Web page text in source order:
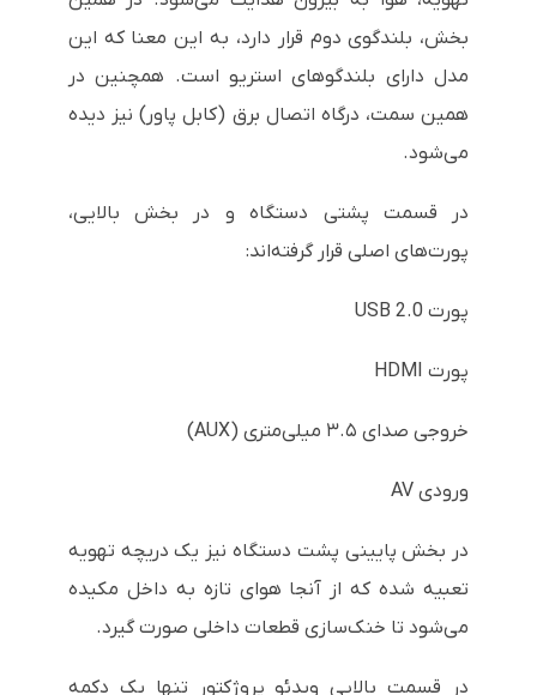
بخش، بلندگوی دوم قرار دارد، به این معنا که این
مدل دارای بلندگوهای استریو است. همچنین در
همین سمت، درگاه اتصال برق (کابل پاور) نیز دیده
می‌شود.
در قسمت پشتی دستگاه و در بخش بالایی،
پورت‌های اصلی قرار گرفته‌اند:
پورت USB 2.0
پورت HDMI
خروجی صدای ۳.۵ میلی‌متری (AUX)
ورودی AV
در بخش پایینی پشت دستگاه نیز یک دریچه تهویه
تعبیه شده که از آنجا هوای تازه به داخل مکیده
می‌شود تا خنک‌سازی قطعات داخلی صورت گیرد.
در قسمت بالایی ویدئو پروژکتور تنها یک دکمه